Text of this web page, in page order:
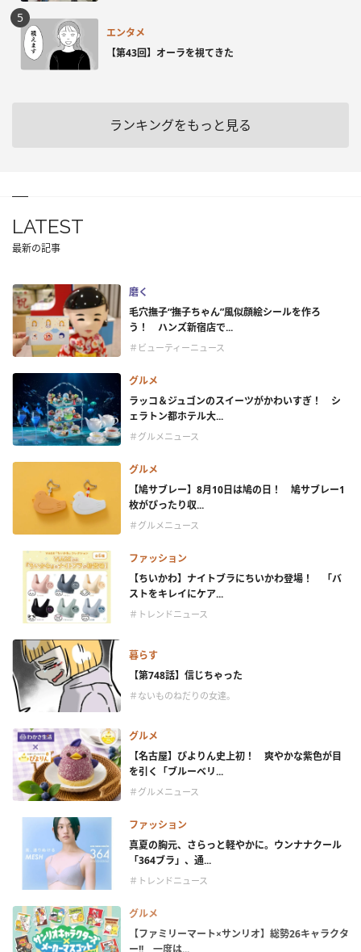
エンタメ
【第43回】オーラを視てきた
ランキングをもっと見る
LATEST
最新の記事
磨く
毛穴撫子“撫子ちゃん”風似顔絵シールを作ろ
う！ ハンズ新宿店で...
＃ビューティーニュース
グルメ
ラッコ＆ジュゴンのスイーツがかわいすぎ！ シ
ェラトン都ホテル大...
＃グルメニュース
グルメ
【鳩サブレー】8月10日は鳩の日！ 鳩サブレー1
枚がぴったり収...
＃グルメニュース
ファッション
【ちいかわ】ナイトブラにちいかわ登場！ 「バ
ストをキレイにケア...
＃トレンドニュース
暮らす
【第748話】信じちゃった
＃ないものねだりの女達。
グルメ
【名古屋】ぴよりん史上初！ 爽やかな紫色が目
を引く「ブルーベリ...
＃グルメニュース
ファッション
真夏の胸元、さらっと軽やかに。ウンナナクール
「364ブラ」、通...
＃トレンドニュース
グルメ
【ファミリーマート×サンリオ】総勢26キャラクタ